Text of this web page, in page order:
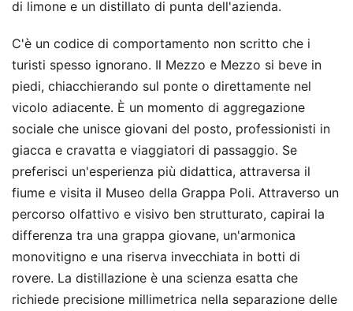
di limone e un distillato di punta dell'azienda.
C'è un codice di comportamento non scritto che i
turisti spesso ignorano. Il Mezzo e Mezzo si beve in
piedi, chiacchierando sul ponte o direttamente nel
vicolo adiacente. È un momento di aggregazione
sociale che unisce giovani del posto, professionisti in
giacca e cravatta e viaggiatori di passaggio. Se
preferisci un'esperienza più didattica, attraversa il
fiume e visita il Museo della Grappa Poli. Attraverso un
percorso olfattivo e visivo ben strutturato, capirai la
differenza tra una grappa giovane, un'armonica
monovitigno e una riserva invecchiata in botti di
rovere. La distillazione è una scienza esatta che
richiede precisione millimetrica nella separazione delle